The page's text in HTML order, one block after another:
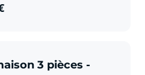
3 pièces -